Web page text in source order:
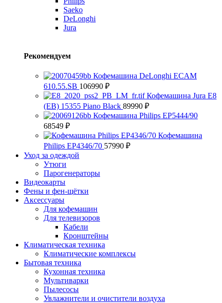
Saeko
DeLonghi
Jura
Рекомендуем
Кофемашина DeLonghi ECAM
610.55.SB 106990 ₽
Кофемашина Jura E8
(EB) 15355 Piano Black 89990 ₽
Кофемашина Philips EP5444/90
68549 ₽
Кофемашина
Philips EP4346/70 57990 ₽
Уход за одеждой
Утюги
Парогенераторы
Видеокарты
Фены и фен-щётки
Аксессуары
Для кофемашин
Для телевизоров
Кабели
Кронштейны
Климатическая техника
Климатические комплексы
Бытовая техника
Кухонная техника
Мультиварки
Пылесосы
Увлажнители и очистители воздуха